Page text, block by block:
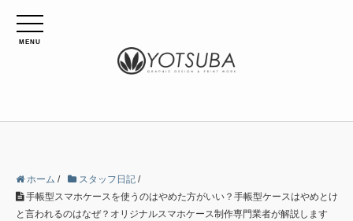
MENU
ホーム / スタッフ日記 /
手帳型スマホケースを使うのはやめた方がいい？手帳型ケースはやめとけ
と言われるのはなぜ？オリジナルスマホケース制作専門業者が解説します